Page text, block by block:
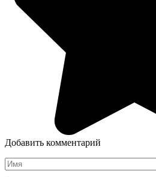
Добавить комментарий
Имя
*